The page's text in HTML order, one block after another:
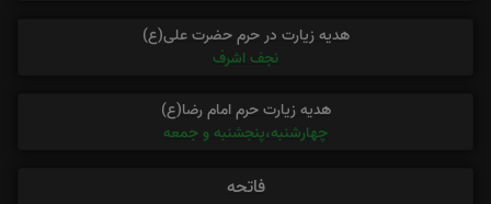
هدیه زیارت در حرم حضرت علی(ع)
نجف اشرف
هدیه زیارت حرم امام رضا(ع)
چهارشنبه،پنجشنبه و جمعه
فاتحه